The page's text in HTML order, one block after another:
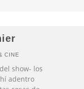
CINE
show- los
adentro